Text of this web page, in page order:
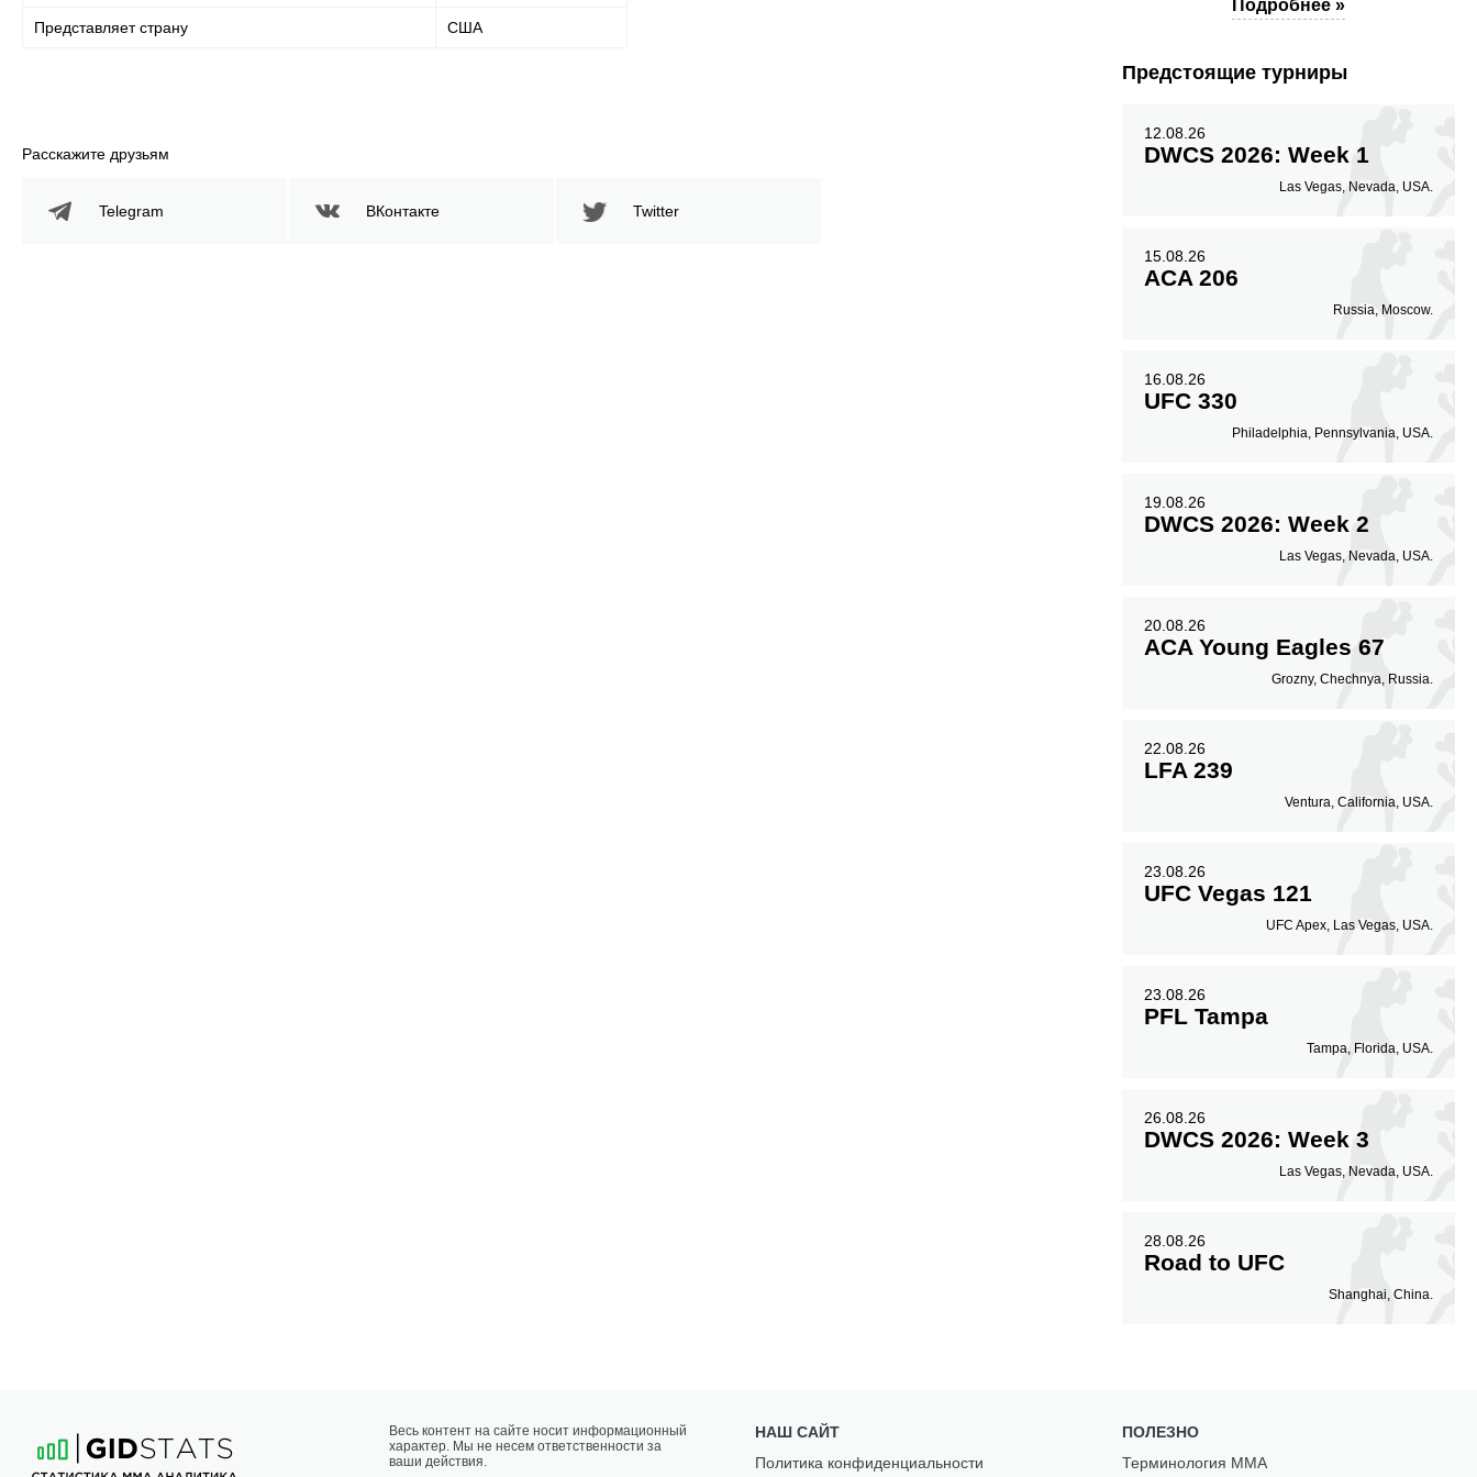
Представляет страну США
Расскажите друзьям
Telegram ВКонтакте Twitter
Подробнее »
Предстоящие турниры
12.08.26
DWCS 2026: Week 1
Las Vegas, Nevada, USA.
15.08.26
ACA 206
Russia, Moscow.
16.08.26
UFC 330
Philadelphia, Pennsylvania, USA.
19.08.26
DWCS 2026: Week 2
Las Vegas, Nevada, USA.
20.08.26
ACA Young Eagles 67
Grozny, Chechnya, Russia.
22.08.26
LFA 239
Ventura, California, USA.
23.08.26
UFC Vegas 121
UFC Apex, Las Vegas, USA.
23.08.26
PFL Tampa
Tampa, Florida, USA.
26.08.26
DWCS 2026: Week 3
Las Vegas, Nevada, USA.
28.08.26
Road to UFC
Shanghai, China.
Весь контент на сайте носит информационный
характер. Мы не несем ответственности за
ваши действия.
НАШ САЙТ
Политика конфиденциальности
ПОЛЕЗНО
Терминология ММА